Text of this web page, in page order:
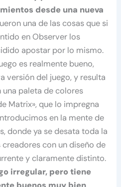
desde una nueva
una de las cosas que si
en Observer los
apostar por lo mismo.
es realmente bueno,
versión del juego, y resulta
paleta de colores
Matrix», que lo impregna
en la mente de
donde ya se desata toda la
con un diseño de
y claramente distinto.
irregular, pero tiene